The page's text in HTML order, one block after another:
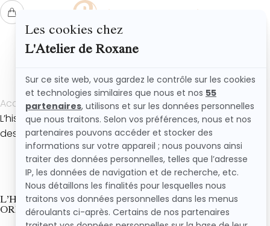
L'ATELIER DE ROXANE
Accueil Les actualités
L’histoire du clafoutis : découvrez les origines de ce
dessert traditionnel
L’HISTOIRE DU CLAFOUTIS : DÉCOUVREZ LES
ORIGINES DE CE DESSERT TRADITIONNEL